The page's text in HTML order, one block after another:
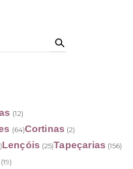
de Reclamações
(12)
(64)Cortinas (2)
Lençóis (25)Tapeçarias (156)
(19)